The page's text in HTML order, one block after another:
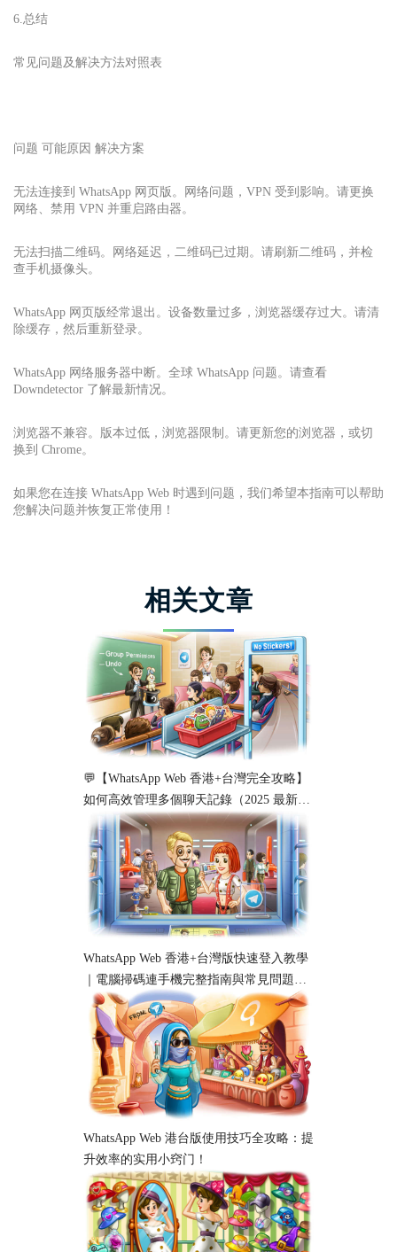
6.总结
常见问题及解决方法对照表
问题 可能原因 解决方案
无法连接到 WhatsApp 网页版。网络问题，VPN 受到影响。请更换
网络、禁用 VPN 并重启路由器。
无法扫描二维码。网络延迟，二维码已过期。请刷新二维码，并检
查手机摄像头。
WhatsApp 网页版经常退出。设备数量过多，浏览器缓存过大。请清
除缓存，然后重新登录。
WhatsApp 网络服务器中断。全球 WhatsApp 问题。请查看
Downdetector 了解最新情况。
浏览器不兼容。版本过低，浏览器限制。请更新您的浏览器，或切
换到 Chrome。
如果您在连接 WhatsApp Web 时遇到问题，我们希望本指南可以帮助
您解决问题并恢复正常使用！
相关文章
💬【WhatsApp Web 香港+台灣完全攻略】
如何高效管理多個聊天記錄（2025 最新教
學）
WhatsApp Web 香港+台灣版快速登入教學
｜電腦掃碼連手機完整指南與常見問題解
析
WhatsApp Web 港台版使用技巧全攻略：提
升效率的实用小窍门！